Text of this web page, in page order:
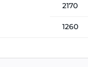
2170
1260